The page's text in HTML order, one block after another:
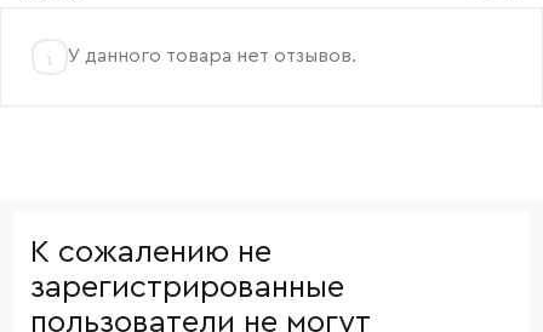
У данного товара нет отзывов.
К сожалению не
зарегистрированные
пользователи не могут